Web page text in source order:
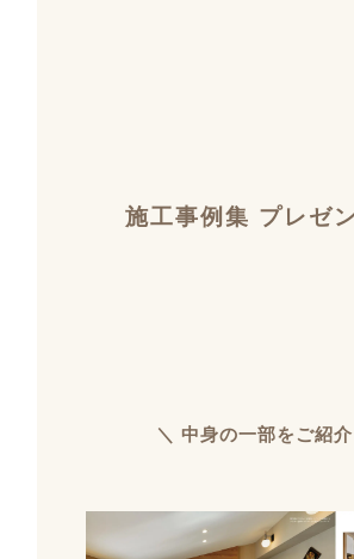
施工事例集 プレゼ
＼ 中身の一部をご紹